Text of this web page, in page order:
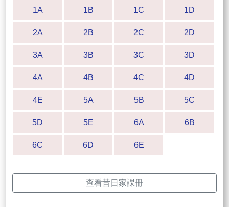
1A 1B 1C 1D
2A 2B 2C 2D
3A 3B 3C 3D
4A 4B 4C 4D
4E 5A 5B 5C
5D 5E 6A 6B
6C 6D 6E
查看昔日家課冊